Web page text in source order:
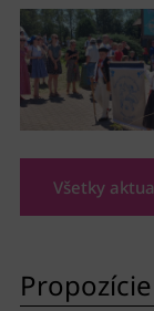
Všetky
Propozície